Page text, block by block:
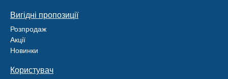
Вигідні пропозиції
Розпродаж
Акції
Новинки
Користувач